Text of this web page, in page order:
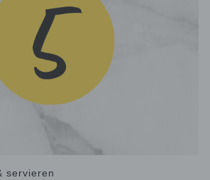
servieren